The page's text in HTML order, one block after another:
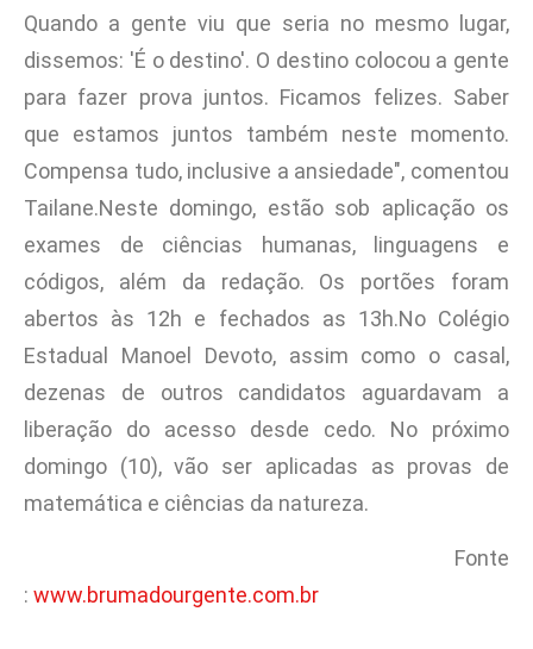
Quando a gente viu que seria no mesmo lugar,
dissemos: 'É o destino'. O destino colocou a gente
para fazer prova juntos. Ficamos felizes. Saber
que estamos juntos também neste momento.
Compensa tudo, inclusive a ansiedade", comentou
Tailane.Neste domingo, estão sob aplicação os
exames de ciências humanas, linguagens e
códigos, além da redação. Os portões foram
abertos às 12h e fechados as 13h.No Colégio
Estadual Manoel Devoto, assim como o casal,
dezenas de outros candidatos aguardavam a
liberação do acesso desde cedo. No próximo
domingo (10), vão ser aplicadas as provas de
matemática e ciências da natureza.
Fonte
: www.brumadourgente.com.br